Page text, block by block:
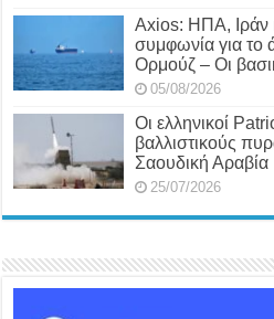
Axios: ΗΠΑ, Ιράν
συμφωνία για το
Ορμούζ – Οι
05/08/2026
Οι ελληνικοί
βαλλιστικούς
Σαουδική Αραβία
25/07/2026